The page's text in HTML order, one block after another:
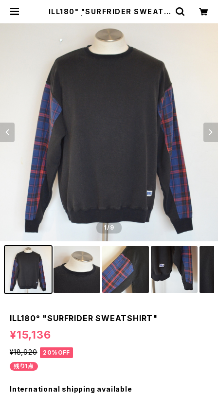
ILL180° "SURFRIDER SWEATS
1/9
ILL180° "SURFRIDER SWEATSHIRT"
¥15,136
¥18,920
20%OFF
残り1点
International shipping available